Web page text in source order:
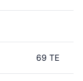
69 TE